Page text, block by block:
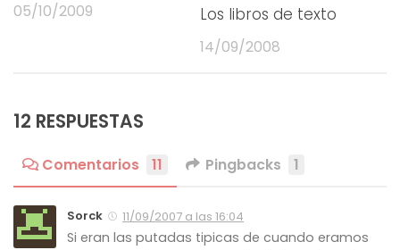
05/10/2009 Los libros de texto
14/09/2008
12 RESPUESTAS
Comentarios 11 Pingbacks 1
Sorck 11/09/2007 a las 16:04
Si eran las putadas tipicas de cuando eramos